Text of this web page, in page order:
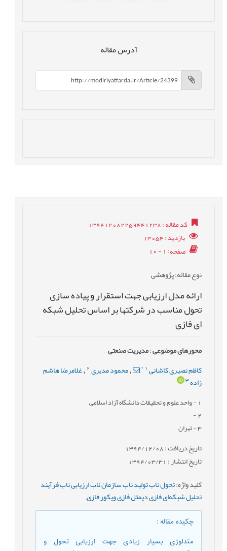
آدرس مقاله
کد مقاله: 139412082259441238
بازدید: 13054
صفحه: 1 - 10
نوع مقاله: پژوهشی
ارائه مدل ارزیابی جهت استقرار و پیاده سازی
تحول مناسب در شرکتها بر اساس تحلیل شبکه
ای فازی
محورهای موضوعی:مدیریت صنعتی
کاظم نصیری کاشانی *
,محمود مدیری 2
, غلامرضا هاشم
زاده3
- واحد علوم و تحقیقات دانشگاه آزاد اسلامی
2
-
3- تهران
تاریخ دریافت : 1394/12/08
تاریخ انتشار : 1394/03/31
کلید واژه:تحول ناب تولید ناب سازمان ناب ارزیابی ناب فرآیند
تحلیل شبکه‌ای فازی دیمتل فازی ویکور فازی,
چکیده مقاله:
متدلوژی بسیار زیادی جهت ارزیابی تحول و